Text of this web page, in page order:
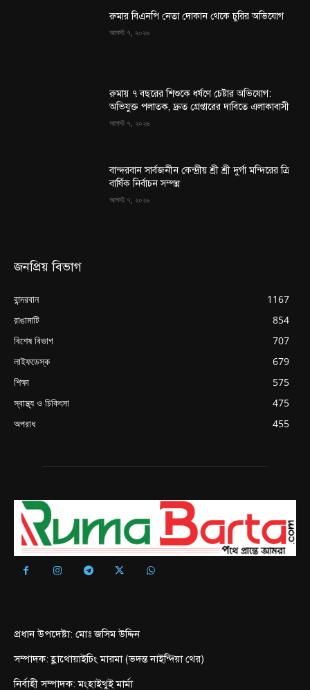
রুমার বিএনপি নেতা দোকান থেকে চুরির অভিযোগ
আগস্ট ৭, ২০২৬
রুমায় ৭ বছরের শিশুকে ধর্ষণে চেষ্টার অভিযোগ:
অভিযুক্ত পলাতক, দ্রুত গ্রেপ্তারের দাবিতে এলাকাবাসী
আগস্ট ৭, ২০২৬
বান্দরবান সার্বজনীন কেন্দ্রীয় শ্রী শ্রী দুর্গা মন্দিরের ত্রি
বার্ষিক নির্বাচন সম্পন্ন
আগস্ট ৭, ২০২৬
জনপ্রিয় বিভাগ
বান্দরবান
1167
রাঙামাটি
854
বিশেষ বিভাগ
707
লাইফডেস্ক
679
শিক্ষা
575
স্বাস্থ্য ও চিকিৎসা
475
অপরাধ
455
প্রধান উপদেষ্টা: মোঃ জসিম উদ্দিন
সম্পাদক: হ্লাথোয়াইচিং মারমা (ভদন্ত নাইন্দিয়া থের)
নির্বাহী সম্পাদক: মংহাইথুই মার্মা